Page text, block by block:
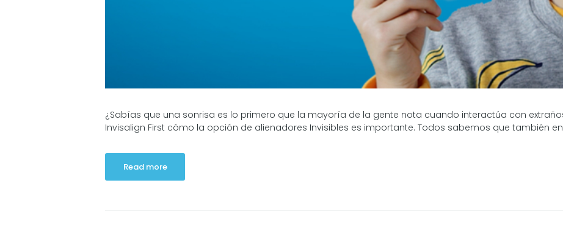
¿Sabías que una sonrisa es lo primero que la mayoría de la gente nota cuando interactúa con
Invisalign First cómo la opción de alienadores Invisibles es importante. Todos sabemos que también en
Read more